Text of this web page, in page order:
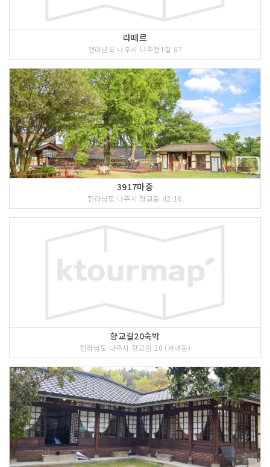
라떼르
전라남도 나주시 나주천1길 87
3917마중
전라남도 나주시 향교길 42-16
향교길20숙박
전라남도 나주시 향교길 20 (서내동)